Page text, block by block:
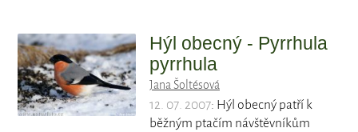
Hýl obecný - Pyrrhula
pyrrhula
Jana Šoltésová
12. 07. 2007: Hýl obecný patří k
běžným ptačím návštěvníkům